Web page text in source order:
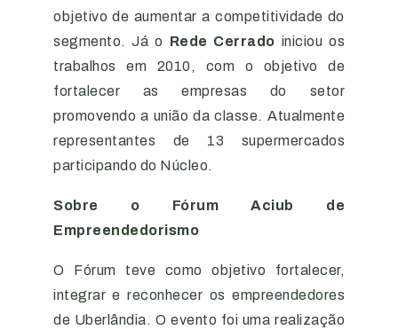
objetivo de aumentar a competitividade do
segmento. Já o Rede Cerrado iniciou os
trabalhos em 2010, com o objetivo de
fortalecer as empresas do setor
promovendo a união da classe. Atualmente
representantes de 13 supermercados
participando do Núcleo.
Sobre o Fórum Aciub de
Empreendedorismo
O Fórum teve como objetivo fortalecer,
integrar e reconhecer os empreendedores
de Uberlândia. O evento foi uma realização